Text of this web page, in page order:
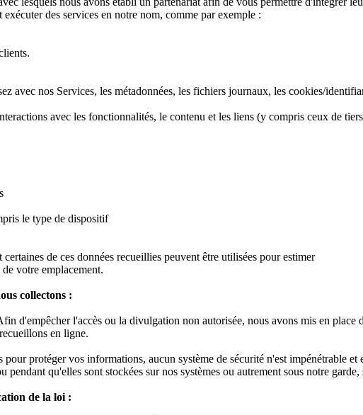
des services en notre nom, comme par exemple :
avec nos Services, les métadonnées, les fichiers journaux, les cookies/
avec les fonctionnalités, le contenu et les liens (y compris ceux de
le type de dispositif
de ces données recueillies peuvent être utilisées pour estimer
votre emplacement.
collectons :
d'empêcher l'accès ou la divulgation non autorisée, nous avons mis en place
en ligne.
protéger vos informations, aucun système de sécurité n'est impénétrable
qu'elles sont stockées sur nos systèmes ou autrement sous notre
de la loi :